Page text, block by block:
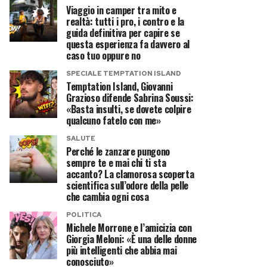
Viaggio in camper tra mito e
realtà: tutti i pro, i contro e la
guida definitiva per capire se
questa esperienza fa davvero al
caso tuo oppure no
SPECIALE TEMPTATION ISLAND
Temptation Island, Giovanni
Grazioso difende Sabrina Soussi:
«Basta insulti, se dovete colpire
qualcuno fatelo con me»
SALUTE
Perché le zanzare pungono
sempre te e mai chi ti sta
accanto? La clamorosa scoperta
scientifica sull’odore della pelle
che cambia ogni cosa
POLITICA
Michele Morrone e l’amicizia con
Giorgia Meloni: «È una delle donne
più intelligenti che abbia mai
conosciuto»